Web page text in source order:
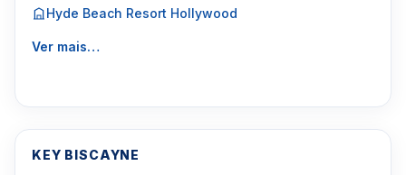
Hyde Beach Resort Hollywood
Ver mais…
KEY BISCAYNE